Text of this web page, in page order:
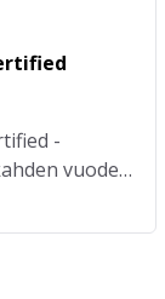
-
vuoden